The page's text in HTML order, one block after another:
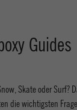
Guides
Skate oder Surf?
die wichtigsten